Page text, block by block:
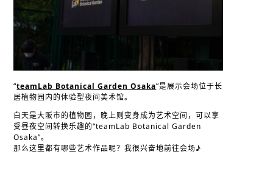
“teamLab Botanical Garden Osaka”是展示会场位于长
居植物园内的体验型夜间美术馆。
白天是大阪市的植物园，晚上则变身成为艺术空间，可以享
受昼夜空间转换乐趣的“teamLab Botanical Garden
Osaka”。
那么这里都有哪些艺术作品呢？我很兴奋地前往会场♪